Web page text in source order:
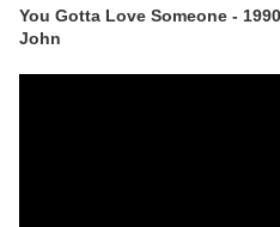
You Gotta Love Someone -
John